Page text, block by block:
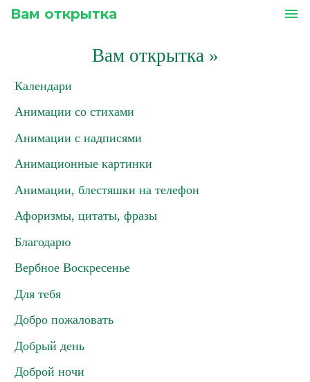
Вам открытка menu
Вам открытка»
Календари
Анимации со стихами
Анимации с надписями
Анимационные картинки
Анимации, блестяшки на телефон
Афоризмы, цитаты, фразы
Благодарю
Вербное Воскресенье
Для тебя
Добро пожаловать
Добрый день
Доброй ночи